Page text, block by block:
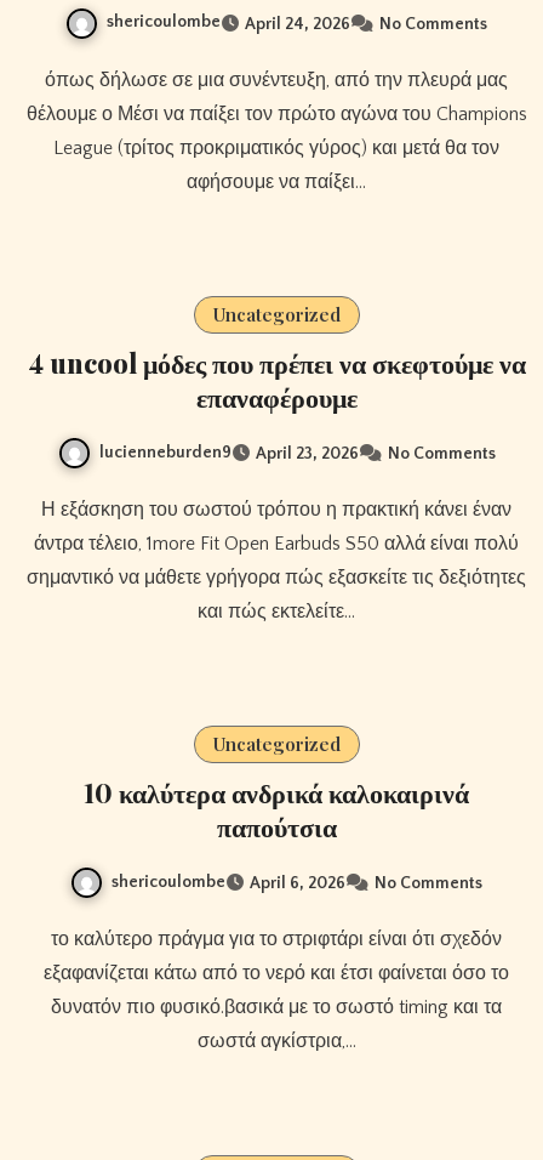
shericoulombe April 24, 2026 No Comments
όπως δήλωσε σε μια συνέντευξη, από την πλευρά μας
θέλουμε ο Μέσι να παίξει τον πρώτο αγώνα του Champions
League (τρίτος προκριματικός γύρος) και μετά θα τον
αφήσουμε να παίξει…
Uncategorized
4 uncool μόδες που πρέπει να σκεφτούμε να
επαναφέρουμε
lucienneburden9 April 23, 2026 No Comments
Η εξάσκηση του σωστού τρόπου η πρακτική κάνει έναν
άντρα τέλειο, 1more Fit Open Earbuds S50 αλλά είναι πολύ
σημαντικό να μάθετε γρήγορα πώς εξασκείτε τις δεξιότητες
και πώς εκτελείτε…
Uncategorized
10 καλύτερα ανδρικά καλοκαιρινά
παπούτσια
shericoulombe April 6, 2026 No Comments
το καλύτερο πράγμα για το στριφτάρι είναι ότι σχεδόν
εξαφανίζεται κάτω από το νερό και έτσι φαίνεται όσο το
δυνατόν πιο φυσικό.βασικά με το σωστό timing και τα
σωστά αγκίστρια,…